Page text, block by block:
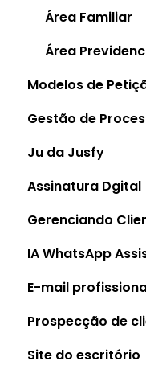
Área Familiar
Área
Modelos de
Manual de Uso
Gestão de
Manual de Uso:
Ju da Jusfy
Assinatura Dgital
Gerenciando
Manual de
IA WhatsApp
Como
Como utilizar
E-mail
Prospecção de
Site do escritório